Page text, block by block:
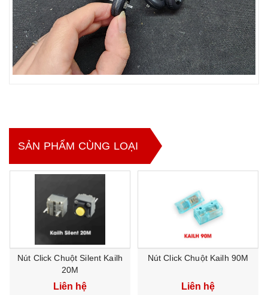
SẢN PHẨM CÙNG LOẠI
Nút Click Chuột Silent Kailh
20M
Liên hệ
Nút Click Chuột Kailh 90M
Liên hệ